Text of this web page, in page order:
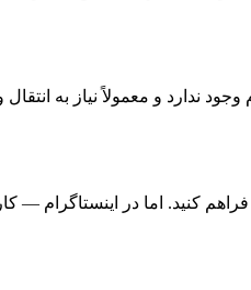
وجود ندارد و معمولاً نیاز به
کنید. اما در اینستاگرام —